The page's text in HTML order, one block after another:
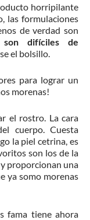
horripilante
las formulaciones
de verdad son
difíciles de
el bolsillo.
para lograr un
morenas!
el rostro. La cara
cuerpo. Cuesta
la piel cetrina, es
son los de la
proporcionan una
ya somo morenas
fama tiene ahora